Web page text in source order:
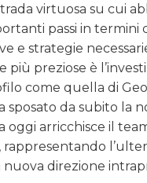
virtuosa su cui
passi in termini
e strategie
più preziose è
come quella di Geo
sposato da subito la
oggi arricchisce il
rappresentando
direzione